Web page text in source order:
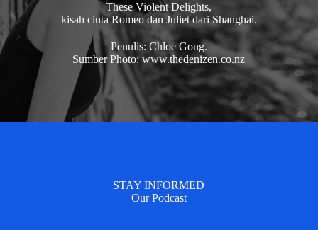
These Violent Delights,
kisah cinta Romeo dan Juliet dari Shanghai.
Penulis: Chloe Gong.
Sumber Photo: www.thedenizen.co.nz
STAY INFORMED
Our Podcast